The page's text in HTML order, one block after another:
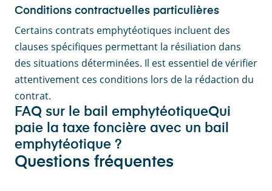
Conditions contractuelles particulières
Certains contrats emphytéotiques incluent des
clauses spécifiques permettant la résiliation dans
des situations déterminées. Il est essentiel de vérifier
attentivement ces conditions lors de la rédaction du
contrat.
FAQ sur le bail emphytéotiqueQui
paie la taxe foncière avec un bail
emphytéotique ?
Questions fréquentes